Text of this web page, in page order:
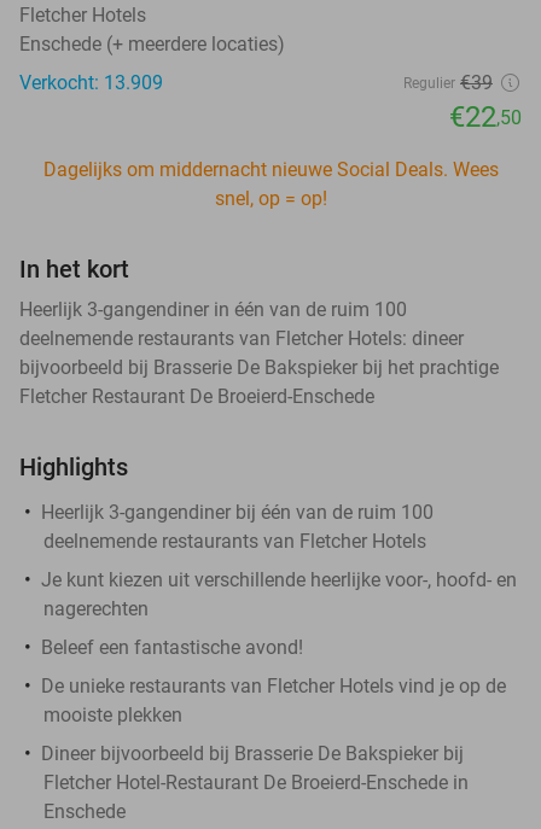
Fletcher Hotels
Enschede (+ meerdere locaties)
Verkocht: 13.909
Regulier €39
€22,50
Dagelijks om middernacht nieuwe Social Deals. Wees
snel, op = op!
In het kort
Heerlijk 3-gangendiner in één van de ruim 100
deelnemende restaurants van Fletcher Hotels: dineer
bijvoorbeeld bij Brasserie De Bakspieker bij het prachtige
Fletcher Restaurant De Broeierd-Enschede
Highlights
Heerlijk 3-gangendiner bij één van de ruim 100
deelnemende restaurants van Fletcher Hotels
Je kunt kiezen uit verschillende heerlijke voor-, hoofd- en
nagerechten
Beleef een fantastische avond!
De unieke restaurants van Fletcher Hotels vind je op de
mooiste plekken
Dineer bijvoorbeeld bij Brasserie De Bakspieker bij
Fletcher Hotel-Restaurant De Broeierd-Enschede in
Enschede